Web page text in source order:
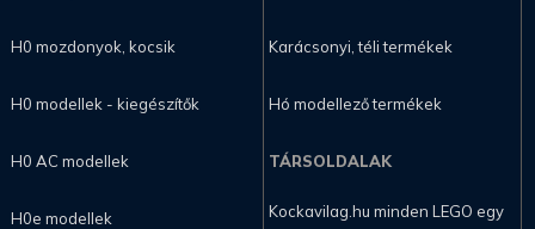
H0 mozdonyok, kocsik
H0 modellek - kiegészítők
H0 AC modellek
H0e modellek
Karácsonyi, téli termékek
Hó modellező termékek
TÁRSOLDALAK
Kockavilag.hu minden LEGO egy